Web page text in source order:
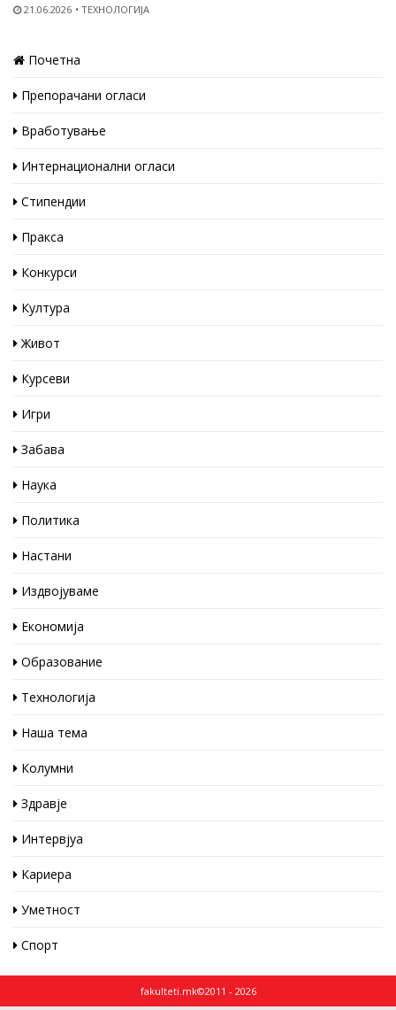
21.06.2026 ТЕХНОЛОГИЈА
Почетна
Препорачани огласи
Вработување
Интернационални огласи
Стипендии
Пракса
Конкурси
Култура
Живот
Курсеви
Игри
Забава
Наука
Политика
Настани
Издвојуваме
Економија
Образование
Технологија
Наша тема
Колумни
Здравје
Интервјуа
Кариера
Уметност
Спорт
fakulteti.mk©2011 - 2026